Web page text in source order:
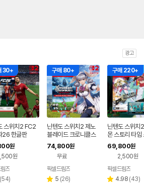
광고
30+
스위치2 FC2
26 한글판
원
원
즈
리
(54)
구매 80+
닌텐도 스위치2 제노
블레이드 크로니클스
디피니티브 에디션 NS
2에디션 한글판
74,800원
무료
픽셀드림즈
별 5 리
(26)
구매 220+
닌텐도 스위치
몬 스토리 타임
인저 한글판 수
RPG
69,800원
2,500원
픽셀드림즈
별 4.98 리
(43)